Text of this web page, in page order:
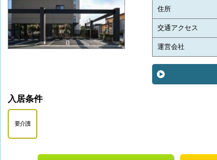
住所
交通アクセス
運営会社
入居条件
要介護